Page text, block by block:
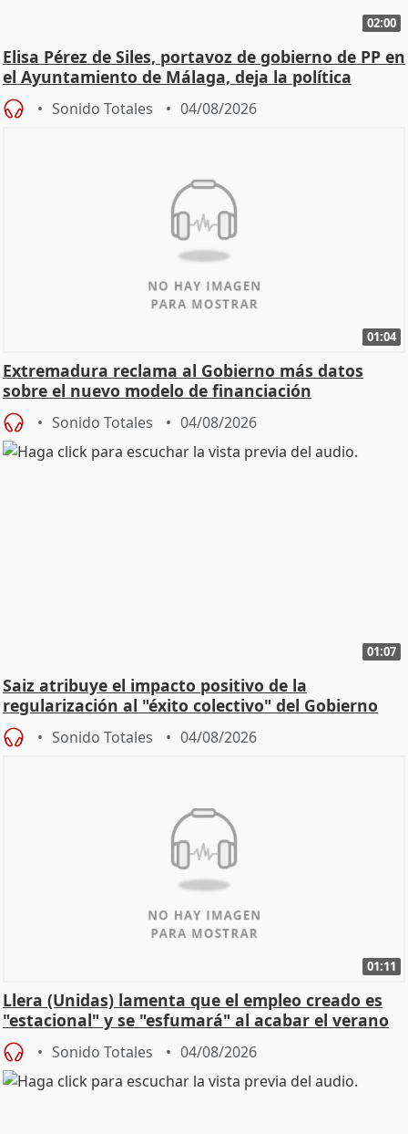
02:00
Elisa Pérez de Siles, portavoz de gobierno de PP en
el Ayuntamiento de Málaga, deja la política
Sonido Totales 04/08/2026
01:04
Extremadura reclama al Gobierno más datos
sobre el nuevo modelo de financiación
Sonido Totales 04/08/2026
01:07
Saiz atribuye el impacto positivo de la
regularización al "éxito colectivo" del Gobierno
Sonido Totales 04/08/2026
01:11
Llera (Unidas) lamenta que el empleo creado es
"estacional" y se "esfumará" al acabar el verano
Sonido Totales 04/08/2026